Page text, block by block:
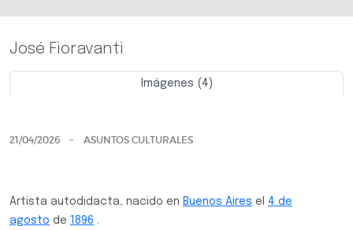
José Fioravanti
Imágenes (4)
21/04/2026 ASUNTOS CULTURALES
Artista autodidacta, nacido en Buenos Aires el 4 de
agosto de 1896 .